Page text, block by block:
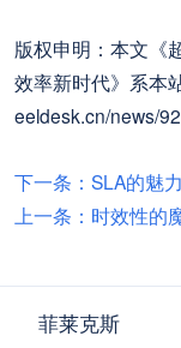
版权申明：本文《
效率新时代》系本
eeldesk.cn/news/
下一条：SLA的魅
上一条：时效性的
菲莱克斯